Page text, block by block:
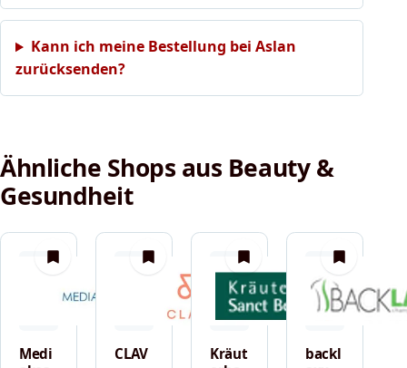
Kann ich meine Bestellung bei Aslan
zurücksenden?
Ähnliche Shops aus Beauty &
Gesundheit
merken
Medi
merken
CLAV
merken
Kräut
merken
backl